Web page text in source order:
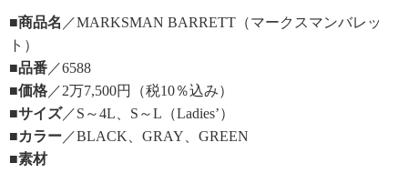
■商品名 ／MARKSMAN BARRETT（マークスマンバレッ
ト）
■品番 ／6588
■価格 ／2万7,500円（税10％込み）
■サイズ／S～4L、S～L（Ladies’）
■カラー ／BLACK、GRAY、GREEN
■素材